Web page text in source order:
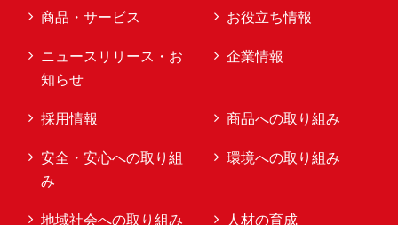
商品・サービス お役立ち情報
ニュースリリース・お
知らせ
企業情報
採用情報 商品への取り組み
安全・安心への取り組
み
環境への取り組み
地域社会への取り組み 人材の育成